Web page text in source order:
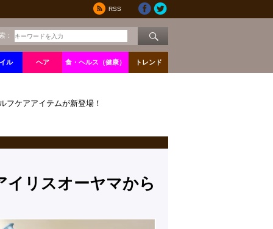
RSS
：
ル ヘア 食・ヘルス（健康） トレンド
フケアアイテムが新登場！
リスオーヤマから